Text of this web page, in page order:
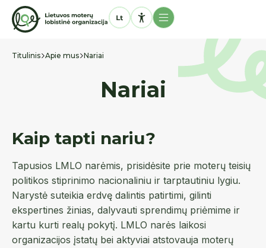
Titulinis Apie mus Nariai
Nariai
Kaip tapti nariu?
Tapusios LMLO narėmis, prisidėsite prie moterų teisių
politikos stiprinimo nacionaliniu ir tarptautiniu lygiu.
Narystė suteikia erdvę dalintis patirtimi, gilinti
ekspertines žinias, dalyvauti sprendimų priėmime ir
kartu kurti realų pokytį. LMLO narės laikosi
organizacijos įstatų bei aktyviai atstovauja moterų